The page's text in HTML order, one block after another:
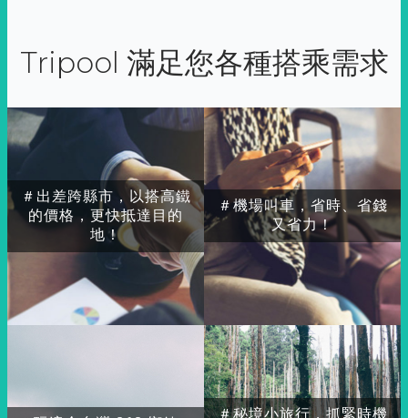
Tripool 滿足您各種搭乘需求
＃出差跨縣市，以搭高鐵
的價格，更快抵達目的
地！
＃秘境小旅行，抓緊時機
＃機場叫車，省時、省錢
又省力！